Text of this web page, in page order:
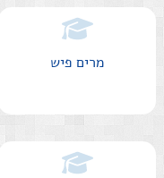
מרים פיש